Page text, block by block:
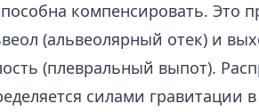
компенсировать. Это
(альвеолярный отек) и
(плевральный выпот).
силами гравитации